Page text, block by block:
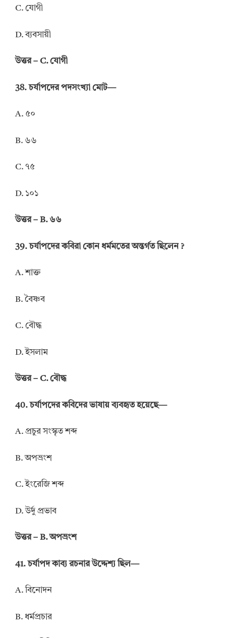
C. যোগী
D. ব্যবসায়ী
উত্তর – C. যোগী
38. চর্যাপদের পদসংখ্যা মোট—
A. ৫০
B. ৬৬
C. ৭৫
D. ১০১
উত্তর – B. ৬৬
39. চর্যাপদের কবিরা কোন ধর্মমতের অন্তর্গত ছিলেন ?
A. শাক্ত
B. বৈষ্ণব
C. বৌদ্ধ
D. ইসলাম
উত্তর – C. বৌদ্ধ
40. চর্যাপদের কবিদের ভাষায় ব্যবহৃত হয়েছে—
A. প্রচুর সংস্কৃত শব্দ
B. অপভ্রংশ
C. ইংরেজি শব্দ
D. উর্দু প্রভাব
উত্তর – B. অপভ্রংশ
41. চর্যাপদ কাব্য রচনার উদ্দেশ্য ছিল—
A. বিনোদন
B. ধর্মপ্রচার